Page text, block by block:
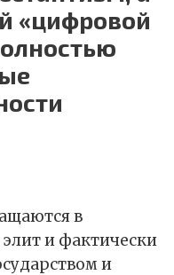
«цифровой
в
и фактически
и